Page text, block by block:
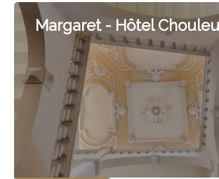
Margaret - Hôtel